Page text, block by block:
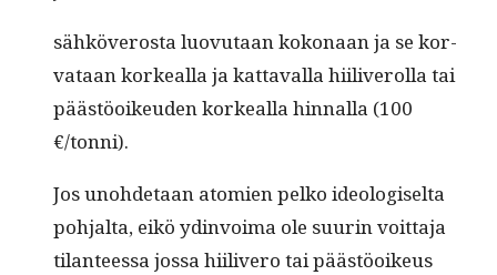
sähköveros­ta luovu­taan kokon­aan ja se kor­
vataan korkeal­la ja kat­taval­la hiiliv­erol­la tai
päästöoikeu­den korkeal­la hin­nal­la (100
€/tonni).
Jos uno­hde­taan atom­ien pelko ide­ol­o­giselta
poh­jal­ta, eikö ydin­voima ole suurin voit­ta­ja
tilanteessa jos­sa hiiliv­ero tai päästöoikeus